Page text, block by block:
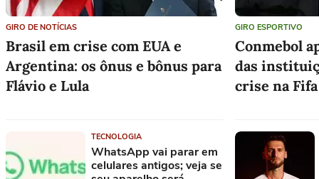
GIRO DE NOTÍCIAS
Brasil em crise com EUA e
Argentina: os ônus e bônus para
Flávio e Lula
por meio de fundos do Master
Assassinato de Marielle: Justiça eleva
TECNOLOGIA
WhatsApp vai parar em
celulares antigos; veja se
GIRO ESPORTIVO
Conmebol
das
crise na Fifa
Uefa mantém
do Mundo
Uruguai